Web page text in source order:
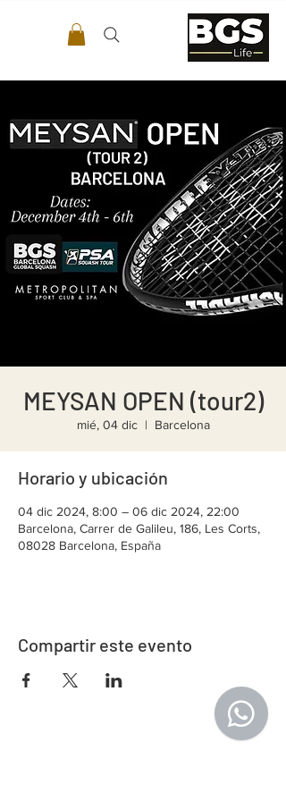
MEYSAN OPEN (tour2)
mié, 04 dic
  |
Barcelona
Horario y ubicación
04 dic 2024, 8:00 – 06 dic 2024, 22:00
Barcelona, Carrer de Galileu, 186, Les Corts,
08028 Barcelona, España
Compartir este evento